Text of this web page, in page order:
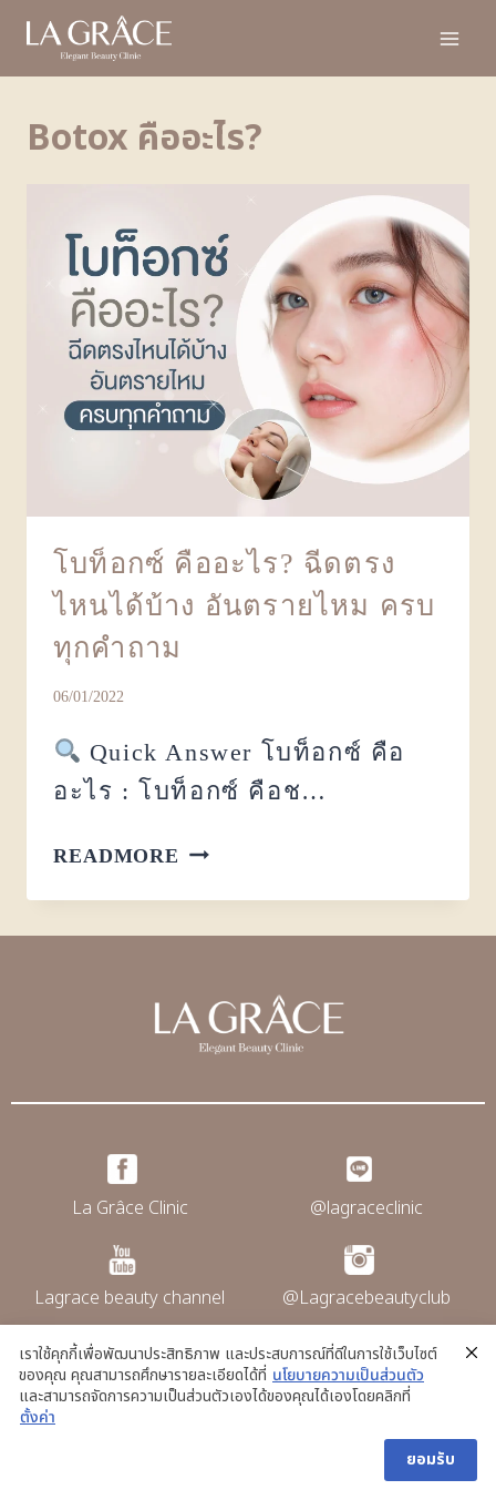
Botox คืออะไร?
โบท็อกซ์ คืออะไร? ฉีดตรง
ไหนได้บ้าง อันตรายไหม ครบ
ทุกคำถาม
06/01/2022
Quick Answer โบท็อกซ์ คือ
อะไร : โบท็อกซ์ คือช…
READMORE
La Grâce Clinic @lagraceclinic
Lagrace beauty channel @Lagracebeautyclub
@La grace clinic
Copyright © La Grace Clinic. All rights
เราใช้คุกกี้เพื่อพัฒนาประสิทธิภาพ และประสบการณ์ที่ดีในการใช้เว็บไซต์
ของคุณ คุณสามารถศึกษารายละเอียดได้ที่ นโยบายความเป็นส่วนตัว
และสามารถจัดการความเป็นส่วนตัวเองได้ของคุณได้เองโดยคลิกที่
ตั้งค่า
ยอมรับ